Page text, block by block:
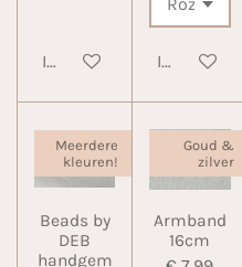
In winkelwagenIn
Meerdere
kleuren!
Beads by
DEB
handgem
Goud &
zilver
Armband
16cm